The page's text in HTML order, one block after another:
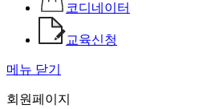
코디네이터
교육신청
메뉴 닫기
회원페이지